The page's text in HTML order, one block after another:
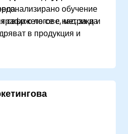
с логове, метрики и
в продукция и
обучение
свържете се с нас, за да